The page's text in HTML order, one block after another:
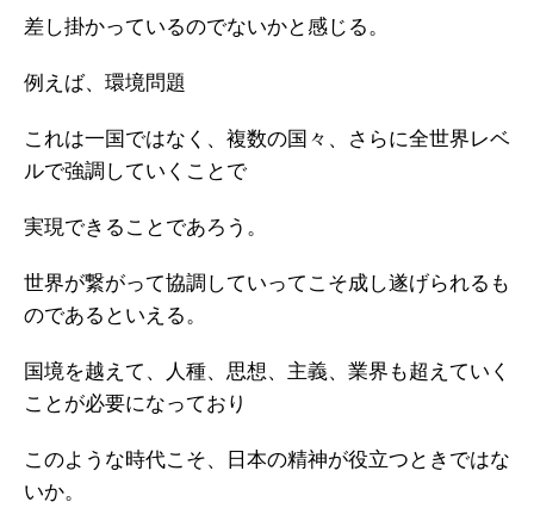
差し掛かっているのでないかと感じる。
例えば、環境問題
これは一国ではなく、複数の国々、さらに全世界レベ
ルで強調していくことで
実現できることであろう。
世界が繋がって協調していってこそ成し遂げられるも
のであるといえる。
国境を越えて、人種、思想、主義、業界も超えていく
ことが必要になっており
このような時代こそ、日本の精神が役立つときではな
いか。